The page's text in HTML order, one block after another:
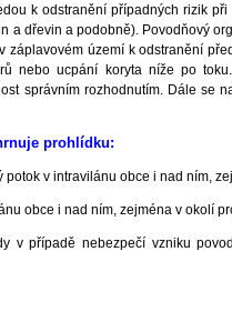
k odstranění případných rizik
a dřevin a podobně). Povodňový
záplavovém území k odstranění
nebo ucpání koryta níže po
správním rozhodnutím. Dále se
prohlídku:
v intravilánu obce i nad ním,
obce i nad ním, zejména v okolí
v případě nebezpečí vzniku